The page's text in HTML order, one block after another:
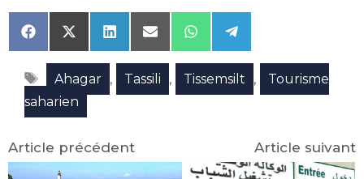
Share
on
Facebook
Share
on
X
(Twitter)
Share
on
LinkedIn
Share
on
Email
Share
on
WhatsApp
Share
on
Telegram
Étiquettes
Ahagar , Tassili , Tissemsilt ,
Tourisme
saharien
Article précédent Article suivant